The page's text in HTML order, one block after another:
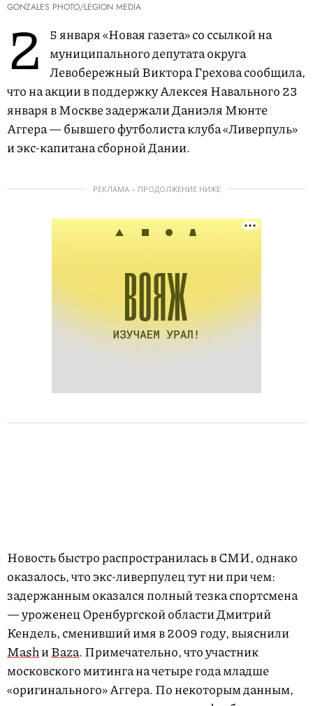
GONZALES PHOTO/LEGION MEDIA
2
5 января «Новая газета» со ссылкой на
муниципального депутата округа
Левобережный Виктора Грехова сообщила,
что на акции в поддержку Алексея Навального 23
января в Москве задержали Даниэля Мюнте
Аггера — бывшего футболиста клуба «Ливерпуль»
и экс-капитана сборной Дании.
РЕКЛАМА – ПРОДОЛЖЕНИЕ НИЖЕ
Новость быстро распространилась в СМИ, однако
оказалось, что экс-ливерпулец тут ни при чем:
задержанным оказался полный тезка спортсмена
— уроженец Оренбургской области Дмитрий
Кендель, сменивший имя в 2009 году, выяснили
MashиBaza. Примечательно, что участник
московского митинга на четыре года младше
«оригинального» Аггера. По некоторым данным,